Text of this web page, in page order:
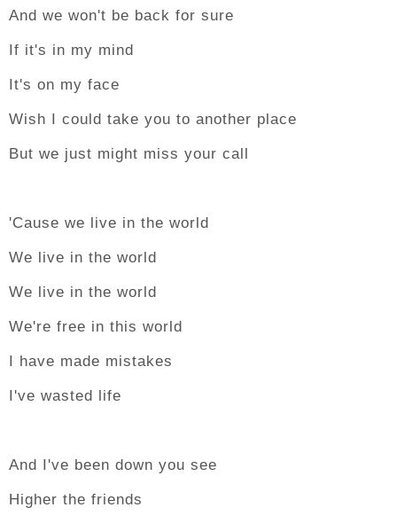
And we won't be back for sure
If it's in my mind
It's on my face
Wish I could take you to another place
But we just might miss your call
'Cause we live in the world
We live in the world
We live in the world
We're free in this world
I have made mistakes
I've wasted life
And I've been down you see
Higher the friends